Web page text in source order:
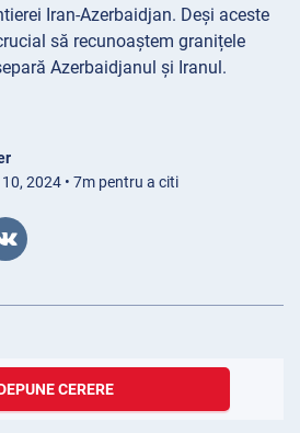
Iran-Azerbaidjan. Deși aceste
să recunoaștem granițele
Azerbaidjanul și Iranul.
2024 • 7m pentru a citi
CERERE